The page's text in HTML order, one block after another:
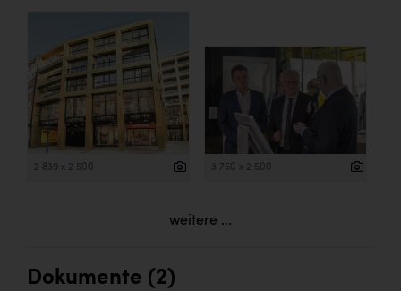
2 839 x 2 500 3 750 x 2 500
weitere ...
Dokumente (2)